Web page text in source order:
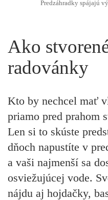
Predzáhradky spájajú
Ako
radovánky
Kto by nechcel mať
priamo pred prahom
Len si to skúste
dňoch napustíte v
a vaši najmenší sa
osviežujúcej vode.
nájdu aj hojdačky,